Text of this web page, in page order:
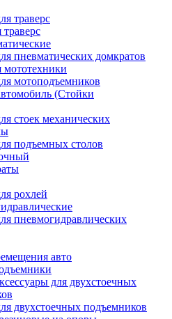
траверс
пневматических домкратов
мотоподъемников
(Стойки
стоек механических
подъемных столов
рохлей
пневмогидравлических
авто
для двухстоечных
двухстоечных подъемников